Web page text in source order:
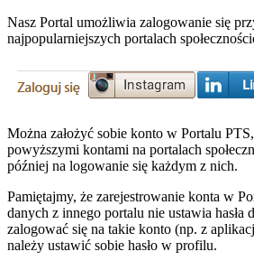
Nasz Portal umożliwia zalogowanie się
najpopularniejszych portalach
Można założyć sobie konto w Portalu
powyższymi kontami na portalach
później na logowanie się każdym z nich.
Pamiętajmy, że zarejestrowanie konta w
danych z innego portalu nie ustawia hasła
zalogować się na takie konto (np. z
należy ustawić sobie hasło w profilu.